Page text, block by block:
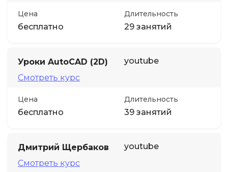
Цена
бесплатно
Длительность
29 занятий
Уроки AutoCAD (2D)
Смотреть курс
youtube
Цена
бесплатно
Длительность
39 занятий
Дмитрий Щербаков
Смотреть курс
youtube